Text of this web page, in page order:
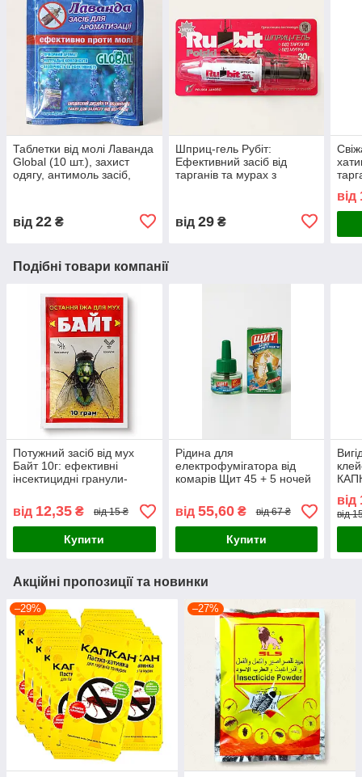
Таблетки від молі Лаванда
Global (10 шт.), захист
одягу, антимоль засіб,
від 22 ₴
Шприц-гель Рубіт:
Ефективний засіб від
тарганів та мурах з
від 29₴
від
Подібні товари компанії
Потужний засіб від мух
Байт 10г: ефективні
інсектицидні гранули-
купити для знищення
комах, що літають
від 12,35 ₴ від 15 ₴
Купити
Рідина для
електрофумігатора від
комарів Щит 45 + 5 ночей
від 55,60₴ від 67 ₴
Купити
від
від
Акційні пропозиції та новинки
–29% –27%